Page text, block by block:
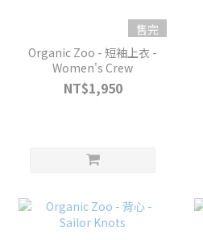
售完
Organic Zoo - 短袖上衣 -
Women's Crew
NT$1,950